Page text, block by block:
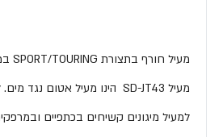
מעיל חורף בתצורת SPORT/TOURING במבנה 3 שכבות (בטנות) פריקות.
מעיל SD-JT43 הינו מעיל אטום נגד מים. למעיל בטנה מחממת ובטנת winterTex המפשרת אטימות מוחלטת נגד מים.
למעיל מיגונים קשיחים בכתפיים